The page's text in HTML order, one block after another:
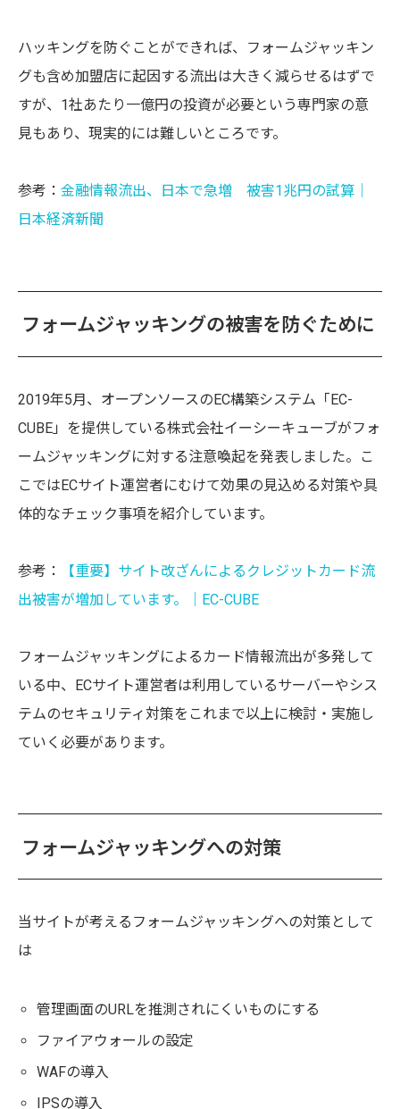
ハッキングを防ぐことができれば、フォームジャッキン
グも含め加盟店に起因する流出は大きく減らせるはずで
すが、1社あたり一億円の投資が必要という専門家の意
見もあり、現実的には難しいところです。
参考： 金融情報流出、日本で急増 被害1兆円の試算│
日本経済新聞
フォームジャッキングの被害を防ぐために
2019年5月、オープンソースのEC構築システム「EC-
CUBE」を提供している株式会社イーシーキューブがフォ
ームジャッキングに対する注意喚起を発表しました。こ
こではECサイト運営者にむけて効果の見込める対策や具
体的なチェック事項を紹介しています。
参考：
【重要】サイト改ざんによるクレジットカード流
出被害が増加しています。│EC-CUBE
フォームジャッキングによるカード情報流出が多発して
いる中、ECサイト運営者は利用しているサーバーやシス
テムのセキュリティ対策をこれまで以上に検討・実施し
ていく必要があります。
フォームジャッキングへの対策
当サイトが考えるフォームジャッキングへの対策として
は
管理画面のURLを推測されにくいものにする
ファイアウォールの設定
WAFの導入
IPSの導入